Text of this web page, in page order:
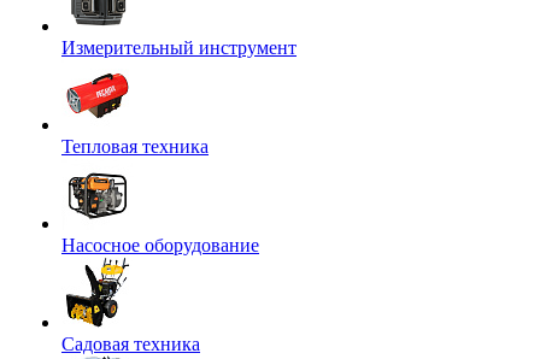
Измерительный инструмент
Тепловая техника
Насосное оборудование
Садовая техника